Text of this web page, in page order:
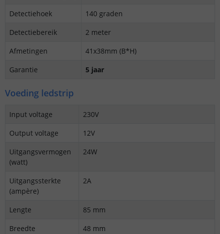
Detectiehoek
140 graden
Detectiebereik
2 meter
Afmetingen
41x38mm (B*H)
Garantie
5 jaar
Voeding ledstrip
Input voltage
230V
Output voltage
12V
Uitgangsvermogen
(watt)
24W
Uitgangssterkte
(ampère)
2A
Lengte
85 mm
Breedte
48 mm